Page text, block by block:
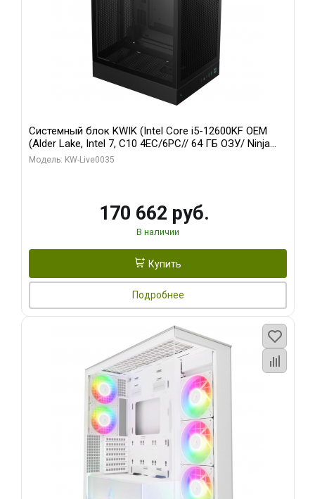
Системный блок KWIK (Intel Core i5-12600KF OEM
(Alder Lake, Intel 7, C10 4EC/6PC// 64 ГБ ОЗУ/ Ninja
Sinotex GTX1650 4GB 128bit GDDR6 DVI DP HDMI 2/
Модель: KW-Live0035
170 662 руб.
В наличии
Купить
Подробнее